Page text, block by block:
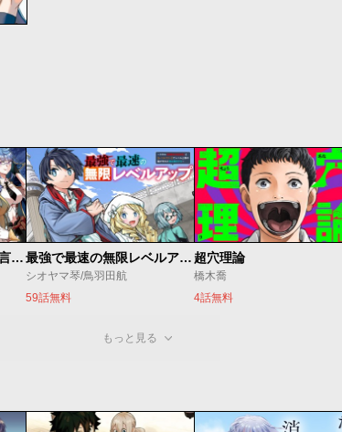
昔取ったきねづかで…と言いながら無双する定食屋のおっさん、実は伝説のダンジョン攻略者 最強で最速の無限レベルアップ ～スキル【経験値１０００倍】と【レベルフリー】でレベル上限の枷が外れた俺は無双する～
シオヤマ琴/鳥羽田航
59話無料
超穴理論
橋木喬
4話無料
もっと見る